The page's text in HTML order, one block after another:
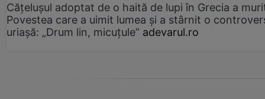
Cățelușul adoptat de o haită de lupi în Grecia a
Povestea care a uimit lumea și a stârnit o
uriașă: „Drum lin, micuțule” adevarul.ro